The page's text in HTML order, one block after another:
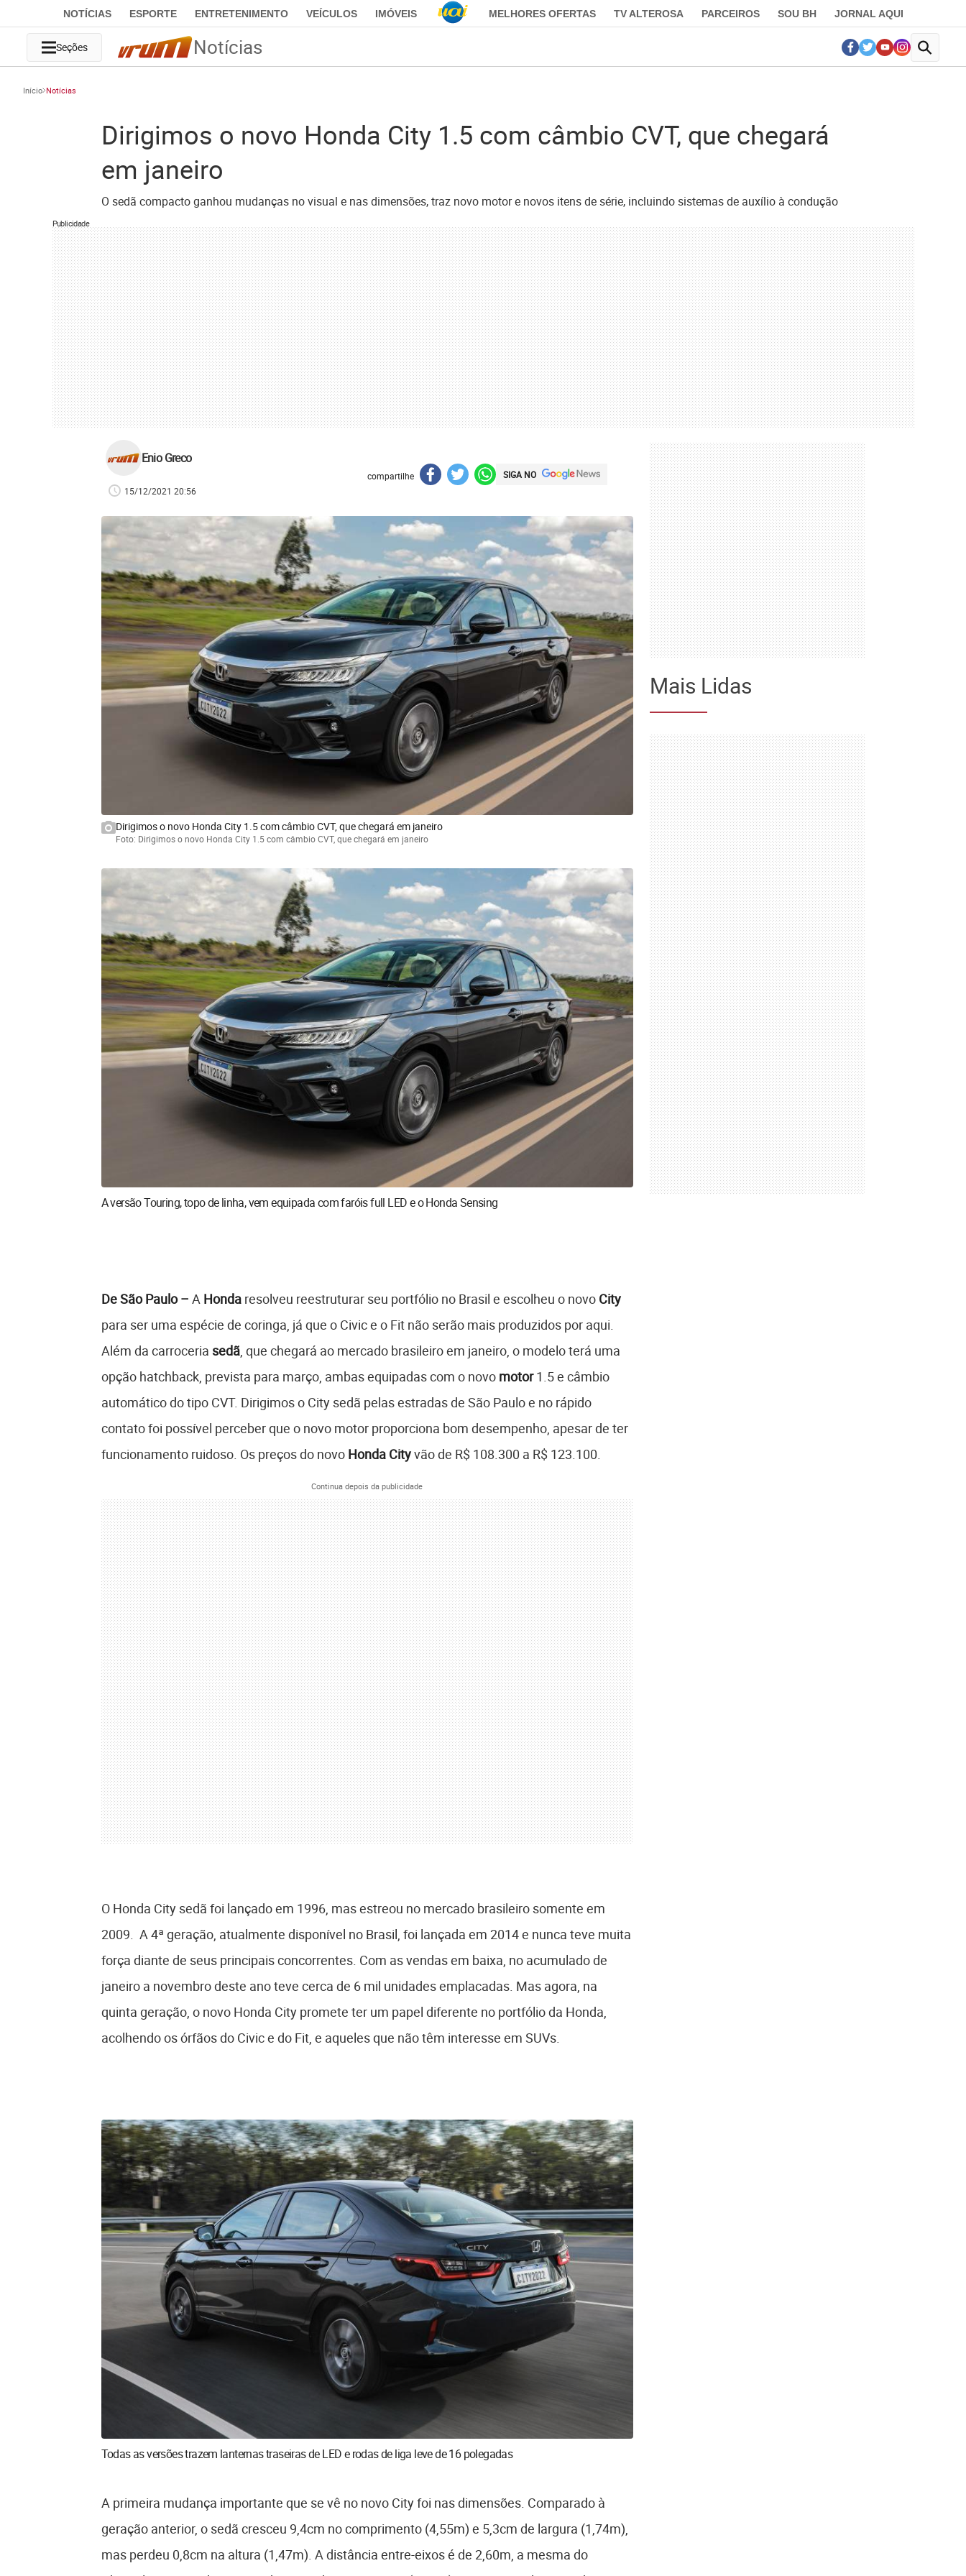
NOTÍCIAS ESPORTE ENTRETENIMENTO VEÍCULOS IMÓVEIS MELHORES OFERTAS TV ALTEROSA PARCEIROS SOU BH JORNAL AQUI
Seções Notícias
Início Notícias
Dirigimos o novo Honda City 1.5 com câmbio CVT, que chegará
em janeiro
O sedã compacto ganhou mudanças no visual e nas dimensões, traz novo motor e novos itens de série, incluindo sistemas de auxílio à condução
Publicidade
Enio Greco
15/12/2021 20:56
compartilhe SIGA NO
Dirigimos o novo Honda City 1.5 com câmbio CVT, que chegará em janeiro
Foto: Dirigimos o novo Honda City 1.5 com câmbio CVT, que chegará em janeiro
A versão Touring, topo de linha, vem equipada com faróis full LED e o Honda Sensing
De São Paulo – A Hondaresolveu reestruturar seu portfólio no Brasil e escolheu o novo City
para ser uma espécie de coringa, já que o Civic e o Fit não serão mais produzidos por aqui.
Além da carroceria sedã, que chegará ao mercado brasileiro em janeiro, o modelo terá uma
opção hatchback, prevista para março, ambas equipadas com o novo motor1.5 e câmbio
automático do tipo CVT. Dirigimos o City sedã pelas estradas de São Paulo e no rápido
contato foi possível perceber que o novo motor proporciona bom desempenho, apesar de ter
funcionamento ruidoso. Os preços do novo Honda Cityvão de R$ 108.300 a R$ 123.100.
Continua depois da publicidade
O Honda City sedã foi lançado em 1996, mas estreou no mercado brasileiro somente em
2009. A 4ª geração, atualmente disponível no Brasil, foi lançada em 2014 e nunca teve muita
força diante de seus principais concorrentes. Com as vendas em baixa, no acumulado de
janeiro a novembro deste ano teve cerca de 6 mil unidades emplacadas. Mas agora, na
quinta geração, o novo Honda City promete ter um papel diferente no portfólio da Honda,
acolhendo os órfãos do Civic e do Fit, e aqueles que não têm interesse em SUVs.
Todas as versões trazem lanternas traseiras de LED e rodas de liga leve de 16 polegadas
A primeira mudança importante que se vê no novo City foi nas dimensões. Comparado à
geração anterior, o sedã cresceu 9,4cm no comprimento (4,55m) e 5,3cm de largura (1,74m),
mas perdeu 0,8cm na altura (1,47m). A distância entre-eixos é de 2,60m, a mesma do
Mais Lidas